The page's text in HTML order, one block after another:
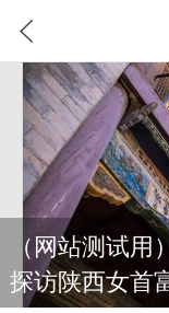
（网站测试
探访陕西女首